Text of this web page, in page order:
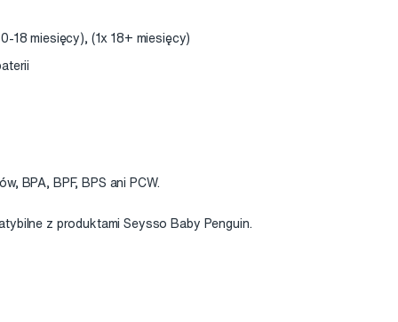
18 miesięcy), (1x 18+ miesięcy)
BPA, BPF, BPS ani PCW.
z produktami Seysso Baby Penguin.